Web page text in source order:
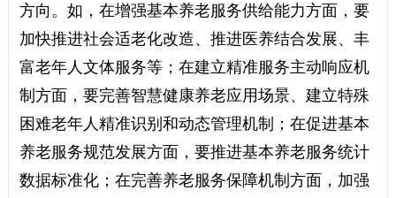
方向。如，在增强基本养老服务供给能力方面，要
加快推进社会适老化改造、推进医养结合发展、丰
富老年人文体服务等；在建立精准服务主动响应机
制方面，要完善智慧健康养老应用场景、建立特殊
困难老年人精准识别和动态管理机制；在促进基本
养老服务规范发展方面，要推进基本养老服务统计
数据标准化；在完善养老服务保障机制方面，加强